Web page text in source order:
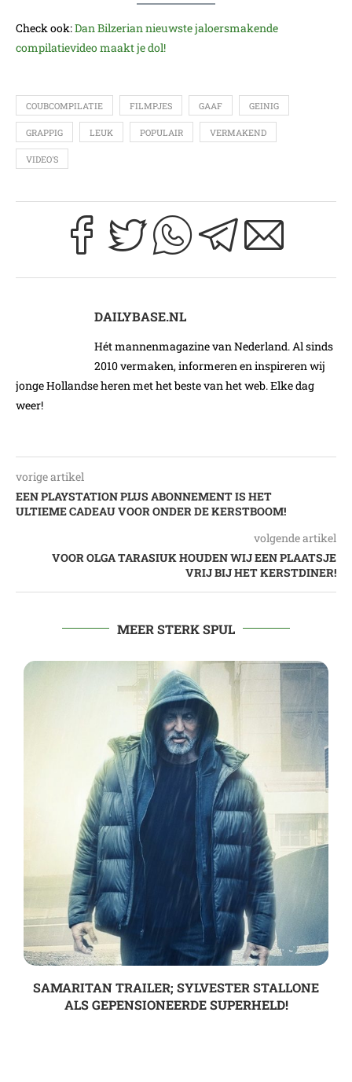
Check ook:Dan Bilzerian nieuwste jaloersmakende
compilatievideo maakt je dol!
COUBCOMPILATIE FILMPJES GAAF GEINIG
GRAPPIG LEUK POPULAIR VERMAKEND
VIDEO'S
DAILYBASE.NL
Hét mannenmagazine van Nederland. Al sinds
2010 vermaken, informeren en inspireren wij
jonge Hollandse heren met het beste van het web. Elke dag
weer!
vorige artikel
EEN PLAYSTATION PLUS ABONNEMENT IS HET
ULTIEME CADEAU VOOR ONDER DE KERSTBOOM!
volgende artikel
VOOR OLGA TARASIUK HOUDEN WIJ EEN PLAATSJE
VRIJ BIJ HET KERSTDINER!
MEER STERK SPUL
SAMARITAN TRAILER; SYLVESTER STALLONE
ALS GEPENSIONEERDE SUPERHELD!